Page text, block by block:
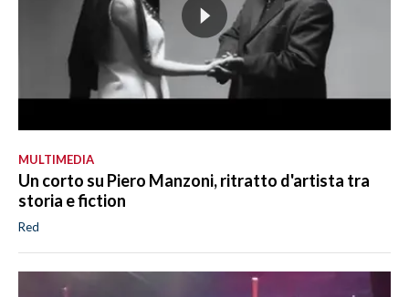
MULTIMEDIA
Un corto su Piero Manzoni, ritratto d'artista tra
storia e fiction
Red